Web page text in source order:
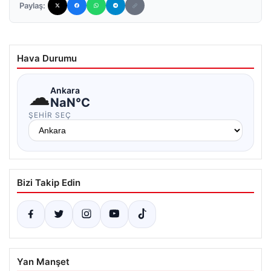
Paylaş:
Hava Durumu
☁Ankara
NaN°C
ŞEHIR SEÇ
Bizi Takip Edin
Yan Manşet